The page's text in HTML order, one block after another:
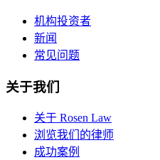
机构投资者
新闻
常见问题
关于我们
关于 Rosen Law
浏览我们的律师
成功案例